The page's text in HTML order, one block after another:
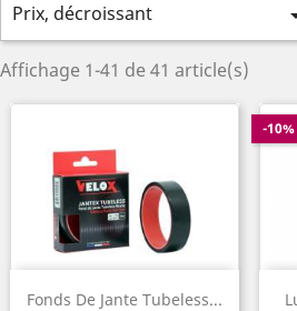
Prix, décroissant
Affichage 1-41 de 41 article(s)
Fonds De Jante Tubeless...
-10%